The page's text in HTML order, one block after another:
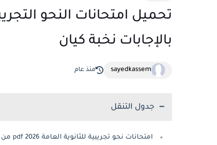
بالإجابات نخبة كيان
sayedkassem منذ عام
جدول التنقل
امتحانات نحو تجريبية للثانوية العامة 2026 pdf من نخبة كيان